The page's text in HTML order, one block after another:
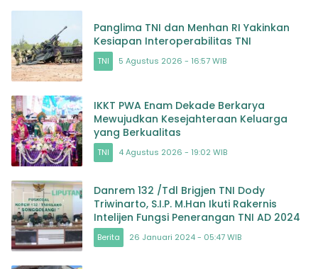
Panglima TNI dan Menhan RI Yakinkan
Kesiapan Interoperabilitas TNI
TNI 5 Agustus 2026 - 16:57 WIB
IKKT PWA Enam Dekade Berkarya
Mewujudkan Kesejahteraan Keluarga
yang Berkualitas
TNI 4 Agustus 2026 - 19:02 WIB
Danrem 132 /Tdl Brigjen TNI Dody
Triwinarto, S.I.P. M.Han Ikuti Rakernis
Intelijen Fungsi Penerangan TNI AD 2024
Berita 26 Januari 2024 - 05:47 WIB